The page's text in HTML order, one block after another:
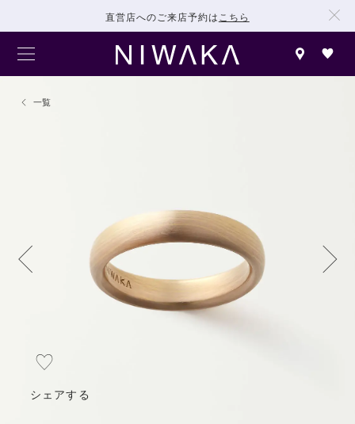
直営店へのご来店予約は こちら
一覧
シェアする